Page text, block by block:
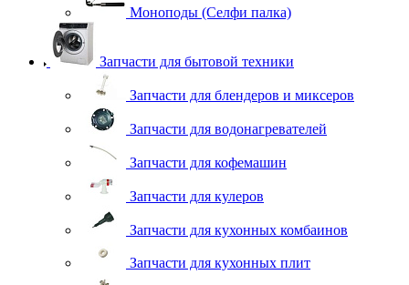
Моноподы (Селфи палка)
Запчасти для бытовой техники
Запчасти для блендеров и миксеров
Запчасти для водонагревателей
Запчасти для кофемашин
Запчасти для кулеров
Запчасти для кухонных комбаинов
Запчасти для кухонных плит